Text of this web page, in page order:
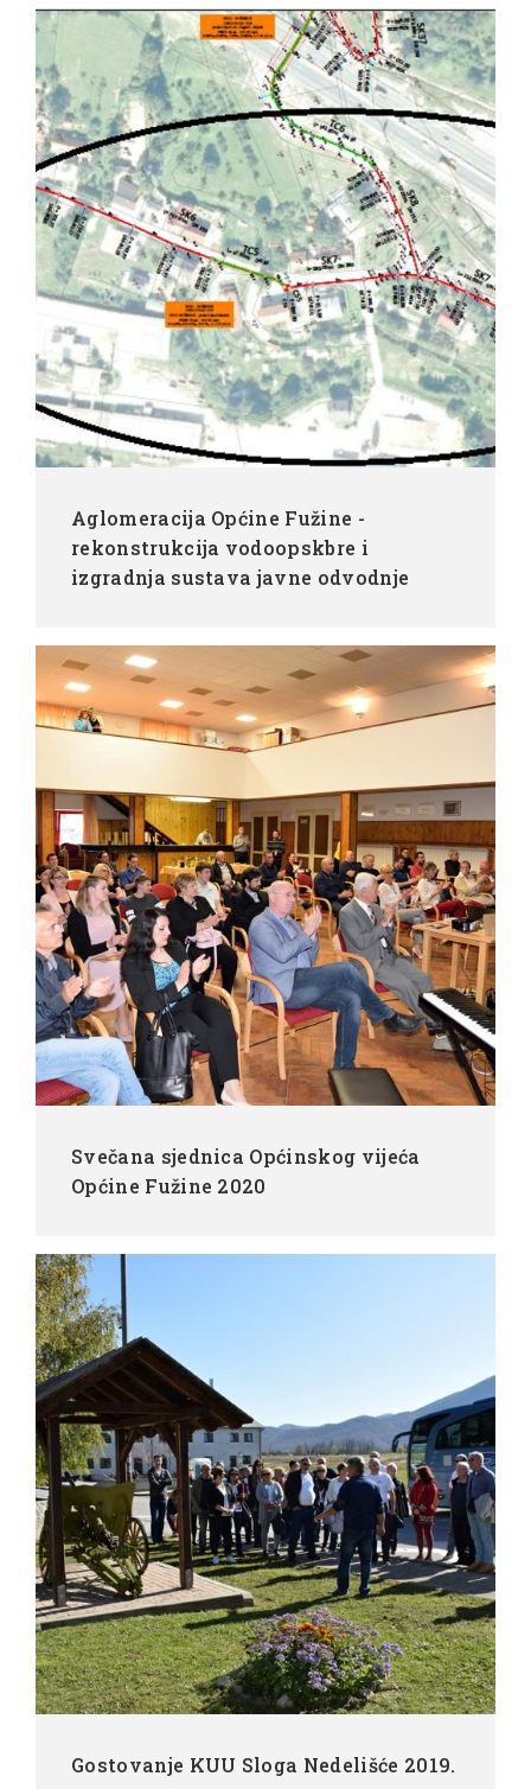
Aglomeracija Općine Fužine -
rekonstrukcija vodoopskbre i
izgradnja sustava javne odvodnje
Svečana sjednica Općinskog vijeća
Općine Fužine 2020
Gostovanje KUU Sloga Nedelišće 2019.